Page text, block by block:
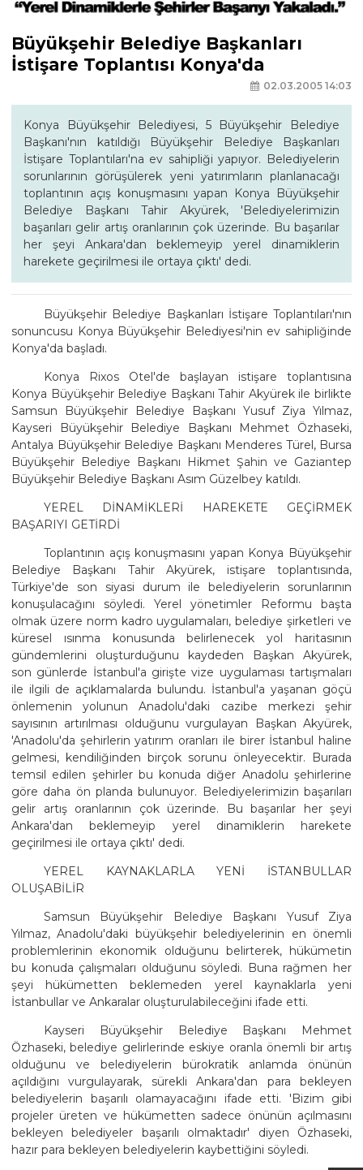
Büyükşehir Belediye Başkanları
İstişare Toplantısı Konya'da
02.03.2005 14:03
Konya Büyükşehir Belediyesi, 5 Büyükşehir Belediye
Başkanı'nın katıldığı Büyükşehir Belediye Başkanları
İstişare Toplantıları'na ev sahipliği yapıyor. Belediyelerin
sorunlarının görüşülerek yeni yatırımların planlanacağı
toplantının açış konuşmasını yapan Konya Büyükşehir
Belediye Başkanı Tahir Akyürek, 'Belediyelerimizin
başarıları gelir artış oranlarının çok üzerinde. Bu başarılar
her şeyi Ankara'dan beklemeyip yerel dinamiklerin
harekete geçirilmesi ile ortaya çıktı' dedi.
Büyükşehir Belediye Başkanları İstişare Toplantıları'nın
sonuncusu Konya Büyükşehir Belediyesi'nin ev sahipliğinde
Konya'da başladı.
Konya Rixos Otel'de başlayan istişare toplantısına
Konya Büyükşehir Belediye Başkanı Tahir Akyürek ile birlikte
Samsun Büyükşehir Belediye Başkanı Yusuf Ziya Yılmaz,
Kayseri Büyükşehir Belediye Başkanı Mehmet Özhaseki,
Antalya Büyükşehir Belediye Başkanı Menderes Türel, Bursa
Büyükşehir Belediye Başkanı Hikmet Şahin ve Gaziantep
Büyükşehir Belediye Başkanı Asım Güzelbey katıldı.
YEREL DİNAMİKLERİ HAREKETE GEÇİRMEK
BAŞARIYI GETİRDİ
Toplantının açış konuşmasını yapan Konya Büyükşehir
Belediye Başkanı Tahir Akyürek, istişare toplantısında,
Türkiye'de son siyasi durum ile belediyelerin sorunlarının
konuşulacağını söyledi. Yerel yönetimler Reformu başta
olmak üzere norm kadro uygulamaları, belediye şirketleri ve
küresel ısınma konusunda belirlenecek yol haritasının
gündemlerini oluşturduğunu kaydeden Başkan Akyürek,
son günlerde İstanbul'a girişte vize uygulaması tartışmaları
ile ilgili de açıklamalarda bulundu. İstanbul'a yaşanan göçü
önlemenin yolunun Anadolu'daki cazibe merkezi şehir
sayısının artırılması olduğunu vurgulayan Başkan Akyürek,
'Anadolu'da şehirlerin yatırım oranları ile birer İstanbul haline
gelmesi, kendiliğinden birçok sorunu önleyecektir. Burada
temsil edilen şehirler bu konuda diğer Anadolu şehirlerine
göre daha ön planda bulunuyor. Belediyelerimizin başarıları
gelir artış oranlarının çok üzerinde. Bu başarılar her şeyi
Ankara'dan beklemeyip yerel dinamiklerin harekete
geçirilmesi ile ortaya çıktı' dedi.
YEREL KAYNAKLARLA YENİ İSTANBULLAR
OLUŞABİLİR
Samsun Büyükşehir Belediye Başkanı Yusuf Ziya
Yılmaz, Anadolu'daki büyükşehir belediyelerinin en önemli
problemlerinin ekonomik olduğunu belirterek, hükümetin
bu konuda çalışmaları olduğunu söyledi. Buna rağmen her
şeyi hükümetten beklemeden yerel kaynaklarla yeni
İstanbullar ve Ankaralar oluşturulabileceğini ifade etti.
Kayseri Büyükşehir Belediye Başkanı Mehmet
Özhaseki, belediye gelirlerinde eskiye oranla önemli bir artış
olduğunu ve belediyelerin bürokratik anlamda önünün
açıldığını vurgulayarak, sürekli Ankara'dan para bekleyen
belediyelerin başarılı olamayacağını ifade etti. 'Bizim gibi
projeler üreten ve hükümetten sadece önünün açılmasını
bekleyen belediyeler başarılı olmaktadır' diyen Özhaseki,
hazır para bekleyen belediyelerin kaybettiğini söyledi.